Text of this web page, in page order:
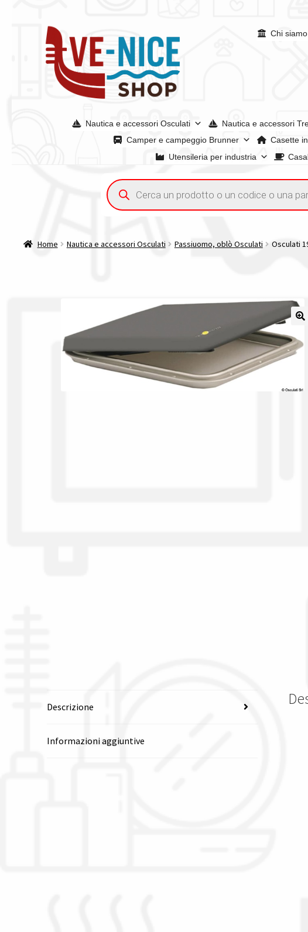
alla
navigazione
contenuto
Chi siamo
Nautica e accessori Osculati Nautica e accessori
Camper e campeggio Brunner
Casette
Utensileria per industria
Acquisto iva 4% (agevolata)Chi siamoCondizioni generali
Spedizioni in europaSpedizioni in italiaTutte le categorie dei
Ricerca
prodotti
Home Nautica e accessori Osculati Passiuomo, oblò Osculati Osculati
Descrizione
Informazioni aggiuntive